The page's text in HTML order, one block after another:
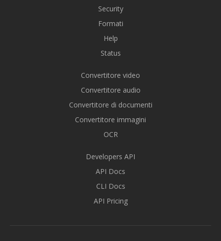
Security
Formati
Help
Status
Convertitore video
Convertitore audio
Convertitore di documenti
Convertitore immagini
OCR
Developers API
API Docs
CLI Docs
API Pricing